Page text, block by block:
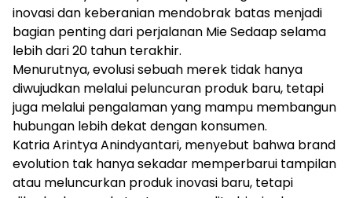
inovasi dan keberanian mendobrak batas menjadi
bagian penting dari perjalanan Mie Sedaap selama
lebih dari 20 tahun terakhir.
Menurutnya, evolusi sebuah merek tidak hanya
diwujudkan melalui peluncuran produk baru, tetapi
juga melalui pengalaman yang mampu membangun
hubungan lebih dekat dengan konsumen.
Katria Arintya Anindyantari, menyebut bahwa brand
evolution tak hanya sekadar memperbarui tampilan
atau meluncurkan produk inovasi baru, tetapi